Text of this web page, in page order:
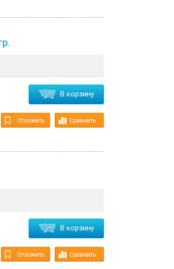
В корзину
Отложить Сравнить
В корзину
Отложить Сравнить